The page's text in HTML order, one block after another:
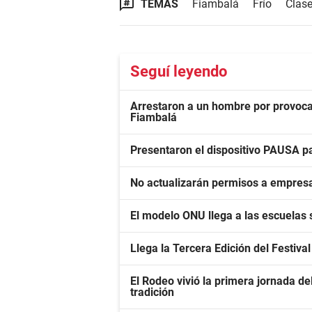
TEMAS Fiambalá Frío
Seguí leyendo
Arrestaron a un hombre por
Fiambalá
Presentaron el dispositivo PAUSA
No actualizarán permisos a
El modelo ONU llega a las
Llega la Tercera Edición del
El Rodeo vivió la primera jornada
tradición